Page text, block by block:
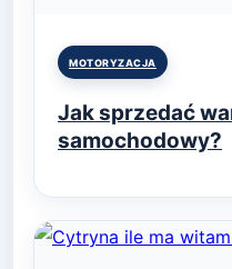
Posted
MOTORYZACJA
Jak sprzedać
samochodowy?